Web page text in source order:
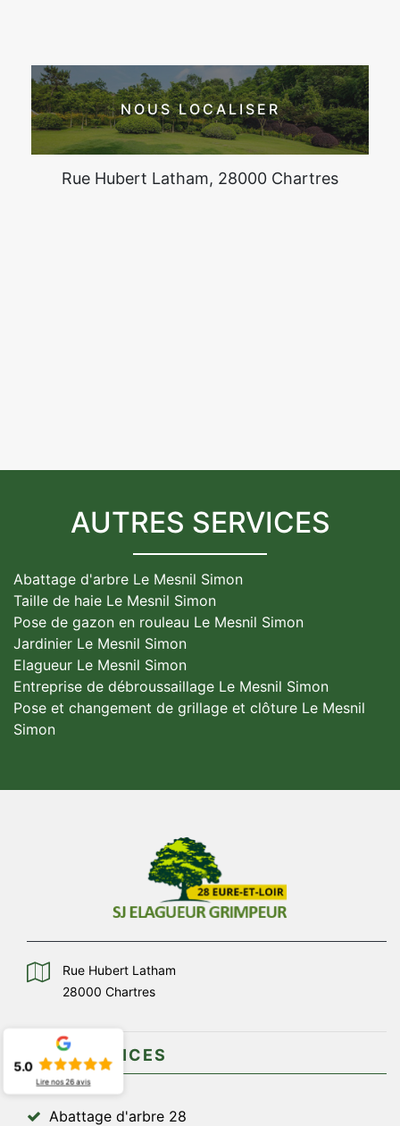
NOUS LOCALISER
Rue Hubert Latham, 28000 Chartres
AUTRES SERVICES
Abattage d'arbre Le Mesnil Simon
Taille de haie Le Mesnil Simon
Pose de gazon en rouleau Le Mesnil Simon
Jardinier Le Mesnil Simon
Elagueur Le Mesnil Simon
Entreprise de débroussaillage Le Mesnil Simon
Pose et changement de grillage et clôture Le Mesnil
Simon
Rue Hubert Latham
28000 Chartres
NOS SERVICES
Abattage d'arbre 28
5.0
Lire nos26avis